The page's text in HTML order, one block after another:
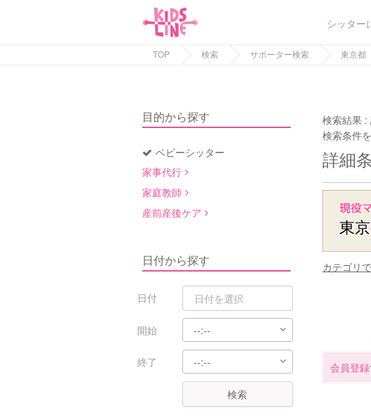
シッター
TOP 検索 サポーター検索 東京都
目的から探す
ベビーシッター
家事代行
家庭教師
産前産後ケア
日付から探す
日付
開始
終了
検索
検索結果 :
検索条件
詳細
東
カテゴリ
会員登録